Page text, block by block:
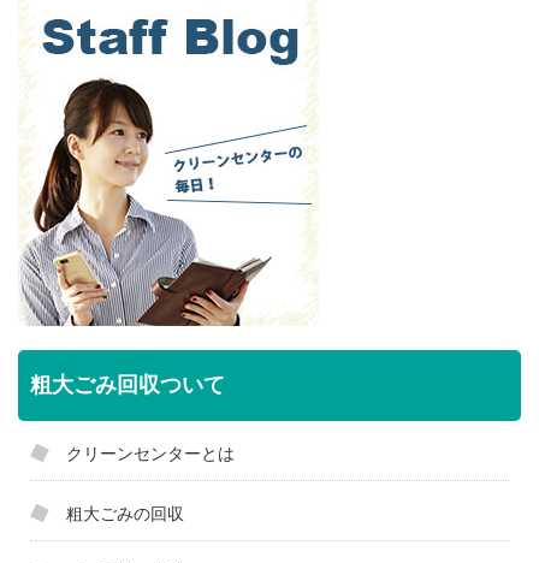
粗大ごみ回収ついて
クリーンセンターとは
粗大ごみの回収